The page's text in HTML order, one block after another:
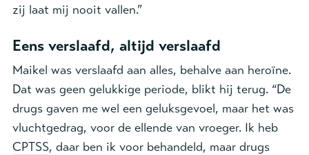
zij laat mij nooit vallen.”
Eens verslaafd, altijd verslaafd
Maikel was verslaafd aan alles, behalve aan heroïne.
Dat was geen gelukkige periode, blikt hij terug. “De
drugs gaven me wel een geluksgevoel, maar het was
vluchtgedrag, voor de ellende van vroeger. Ik heb
CPTSS, daar ben ik voor behandeld, maar drugs